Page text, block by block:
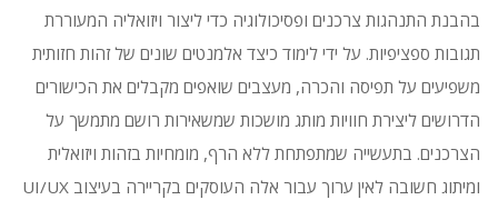
בהבנת התנהגות צרכנים ופסיכולוגיה כדי ליצור ויזואליה המעוררת
תגובות ספציפיות. על ידי לימוד כיצד אלמנטים שונים של זהות חזותית
משפיעים על תפיסה והכרה, מעצבים שואפים מקבלים את הכישורים
הדרושים ליצירת חוויות מותג מושכות שמשאירות רושם מתמשך על
הצרכנים. בתעשייה שמתפתחת ללא הרף, מומחיות בזהות ויזואלית
ומיתוג חשובה לאין ערוך עבור אלה העוסקים בקריירה בעיצוב UI/UX